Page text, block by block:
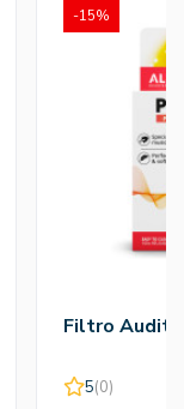
Filtro
5(0)
-15%